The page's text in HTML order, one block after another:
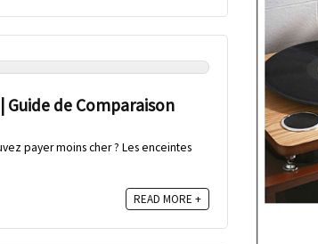
Guide de Comparaison
payer moins cher ? Les enceintes
READ MORE +